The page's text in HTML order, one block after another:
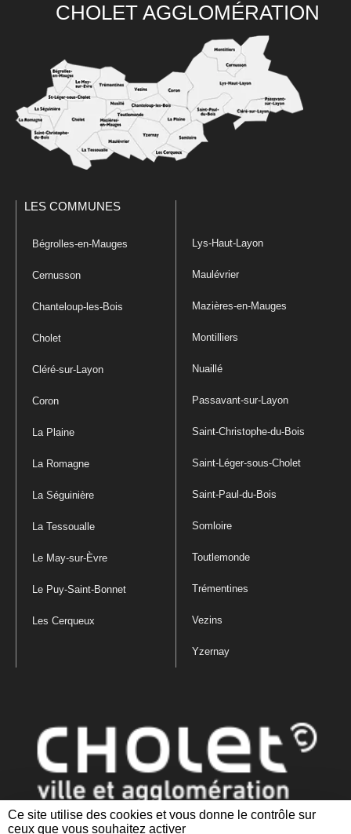
Ce site utilise des cookies et vous donne le contrôle sur
ceux que vous souhaitez activer
CHOLET AGGLOMÉRATION
LES COMMUNES
Bégrolles-en-Mauges
Cernusson
Chanteloup-les-Bois
Cholet
Cléré-sur-Layon
Coron
La Plaine
La Romagne
La Séguinière
La Tessoualle
Le May-sur-Èvre
Le Puy-Saint-Bonnet
Les Cerqueux
Lys-Haut-Layon
Maulévrier
Mazières-en-Mauges
Montilliers
Nuaillé
Passavant-sur-Layon
Saint-Christophe-du-Bois
Saint-Léger-sous-Cholet
Saint-Paul-du-Bois
Somloire
Toutlemonde
Trémentines
Vezins
Yzernay